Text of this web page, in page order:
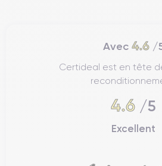
Avec 4.6/
Certideal est en tête
4.6 /5
Excellent